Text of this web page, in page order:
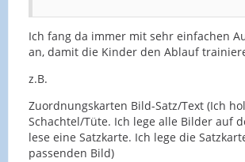
Ich fang da immer mit sehr einfachen
an, damit die Kinder den Ablauf
z.B.
Zuordnungskarten Bild-Satz/Text (Ich
Schachtel/Tüte. Ich lege alle Bilder auf
lese eine Satzkarte. Ich lege die
passenden Bild)